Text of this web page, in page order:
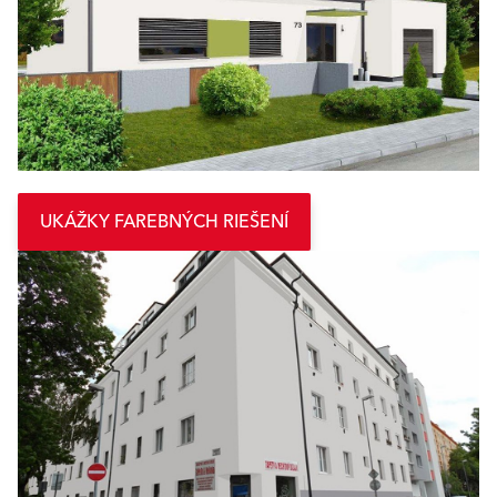
UKÁŽKY FAREBNÝCH RIEŠENÍ